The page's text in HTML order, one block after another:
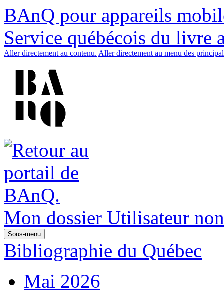
BAnQ pour appareils
Service québécois du livre
Aller directement au contenu. Aller directement au menu des
Mon dossier Utilisateur
Sous-menu
Bibliographie du Québec
Mai 2026